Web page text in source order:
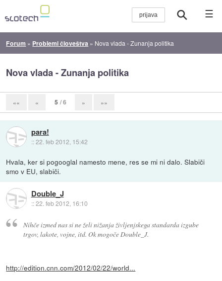
☰
Forum » Problemi človeštva » Nova vlada - Zunanja politika
Nova vlada - Zunanja politika
«« « 5 / 6 » »»
para!
::22. feb 2012, 15:42
Hvala, ker si pogooglal namesto mene, res se mi ni dalo. Slabiči
smo v EU, slabiči.
Double_J
::22. feb 2012, 16:10
Nihče izmed nas si ne želi nižanja življenjskega standarda izgube
trgov, lakote, vojne, itd. Ok mogoče Double_J.
http://edition.cnn.com/2012/02/22/world...